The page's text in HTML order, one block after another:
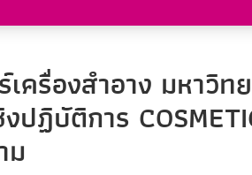
ครื่องสำอาง มหาวิ
ฏิบัติการ
ม